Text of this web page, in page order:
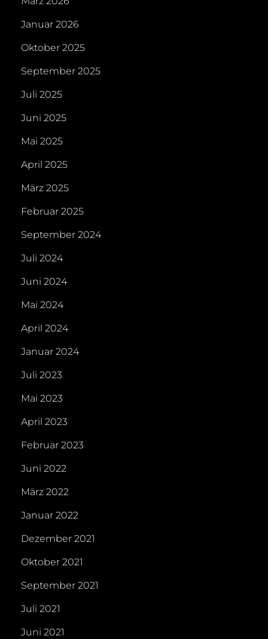
Januar 2026
Oktober 2025
September 2025
Juli 2025
Juni 2025
Mai 2025
April 2025
März 2025
Februar 2025
September 2024
Juli 2024
Juni 2024
Mai 2024
April 2024
Januar 2024
Juli 2023
Mai 2023
April 2023
Februar 2023
Juni 2022
März 2022
Januar 2022
Dezember 2021
Oktober 2021
September 2021
Juli 2021
Juni 2021